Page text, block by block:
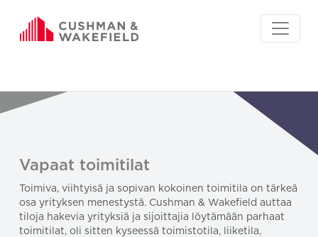
Vapaat toimitilat
Toimiva, viihtyisä ja sopivan kokoinen toimitila on tärkeä
osa yrityksen menestystä. Cushman & Wakefield auttaa
tiloja hakevia yrityksiä ja sijoittajia löytämään parhaat
toimitilat, oli sitten kyseessä toimistotila, liiketila,